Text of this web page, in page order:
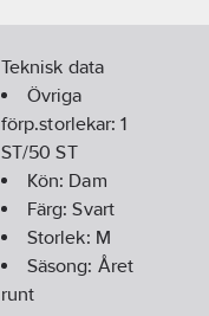
Teknisk data
Övriga
förp.storlekar:1
ST/50 ST
Kön: Dam
Färg:Svart
Storlek: M
Säsong: Året
runt